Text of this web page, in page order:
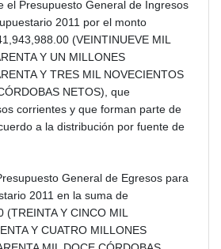
el Presupuesto General de Ingresos
2011 por el monto
(VEINTINUEVE MIL
Y UN MILLONES
Y TRES MIL NOVECIENTOS
NETOS), que
corrientes y que forman parte de
a la distribución por fuente de
General de Egresos para
2011 en la suma de
Y CINCO MIL
Y CUATRO MILLONES